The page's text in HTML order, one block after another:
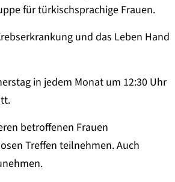
für türkischsprachige Frauen.
und das Leben Hand
in jedem Monat um 12:30 Uhr
betroffenen Frauen
Treffen teilnehmen. Auch